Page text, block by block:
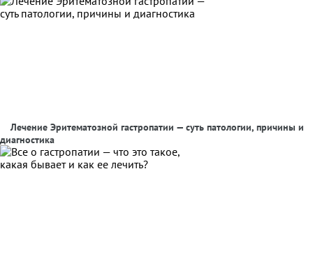
Лечение Эритематозной гастропатии — суть патологии, причины и
диагностика